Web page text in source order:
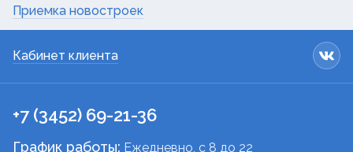
Приемка новостроек
Кабинет клиента
+7 (3452) 69-21-36
График работы: Ежедневно, c 8 до 22